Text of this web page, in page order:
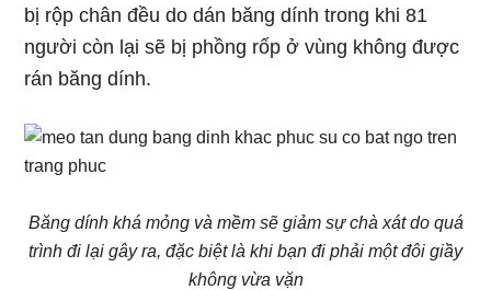
bị rộp chân đều do dán băng dính trong khi 81
người còn lại sẽ bị phồng rốp ở vùng không được
rán băng dính.
Băng dính khá mỏng và mềm sẽ giảm sự chà xát do quá
trình đi lại gây ra, đặc biệt là khi bạn đi phải một đôi giầy
không vừa vặn